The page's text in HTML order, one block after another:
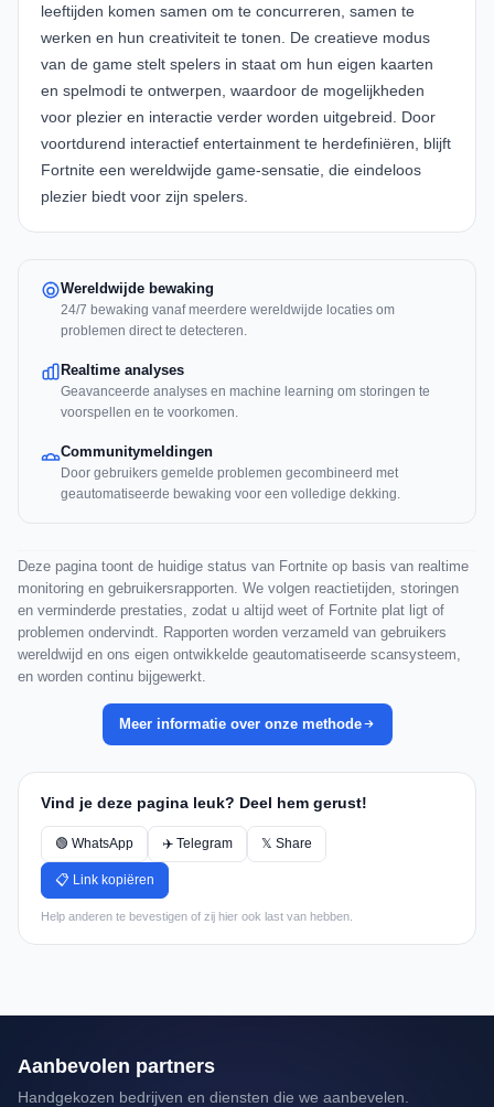
leeftijden komen samen om te concurreren, samen te
werken en hun creativiteit te tonen. De creatieve modus
van de game stelt spelers in staat om hun eigen kaarten
en spelmodi te ontwerpen, waardoor de mogelijkheden
voor plezier en interactie verder worden uitgebreid. Door
voortdurend interactief entertainment te herdefiniëren, blijft
Fortnite een wereldwijde game-sensatie, die eindeloos
plezier biedt voor zijn spelers.
Wereldwijde bewaking
24/7 bewaking vanaf meerdere wereldwijde locaties om
problemen direct te detecteren.
Realtime analyses
Geavanceerde analyses en machine learning om storingen te
voorspellen en te voorkomen.
Communitymeldingen
Door gebruikers gemelde problemen gecombineerd met
geautomatiseerde bewaking voor een volledige dekking.
Deze pagina toont de huidige status van Fortnite op basis van realtime
monitoring en gebruikersrapporten. We volgen reactietijden, storingen
en verminderde prestaties, zodat u altijd weet of Fortnite plat ligt of
problemen ondervindt. Rapporten worden verzameld van gebruikers
wereldwijd en ons eigen ontwikkelde geautomatiseerde scansysteem,
en worden continu bijgewerkt.
Meer informatie over onze methode
Vind je deze pagina leuk? Deel hem gerust!
🟢 WhatsApp ✈️ Telegram 𝕏 Share
📋 Link kopiëren
Help anderen te bevestigen of zij hier ook last van hebben.
Aanbevolen partners
Handgekozen bedrijven en diensten die we aanbevelen.